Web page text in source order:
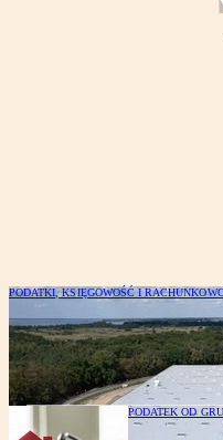
PODATKI, KSIĘGOWOŚĆ I
Julita Karaś-
czy budowla?
PODATEK OD